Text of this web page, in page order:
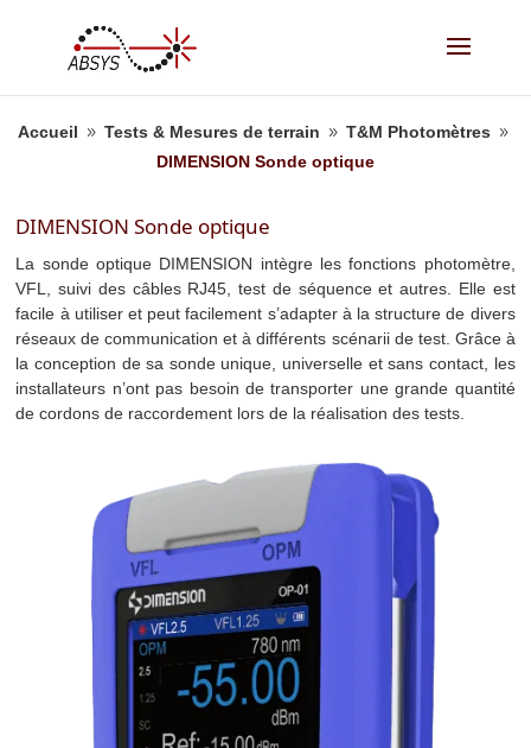
Accueil 9 Tests & Mesures de terrain 9 T&M Photomètres 9
DIMENSION Sonde optique
DIMENSION Sonde optique
La sonde optique DIMENSION intègre les fonctions photomètre,
VFL, suivi des câbles RJ45, test de séquence et autres. Elle est
facile à utiliser et peut facilement s’adapter à la structure de divers
réseaux de communication et à différents scénarii de test. Grâce à
la conception de sa sonde unique, universelle et sans contact, les
installateurs n’ont pas besoin de transporter une grande quantité
de cordons de raccordement lors de la réalisation des tests.